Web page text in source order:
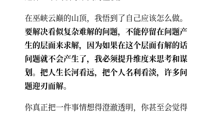
在巫峡云巅的山顶，我悟到了自己应该怎么做。
要解决看似复杂难解的问题，不能停留在问题产
生的层面来求解，因为如果在这个层面有解的话
问题就不会产生了，我必须提升维度来思考和谋
划。把人生长河看远，把个人名利看淡，许多问
题迎刃而解。
你真正把一件事情想得澄澈透明，你甚至会觉得